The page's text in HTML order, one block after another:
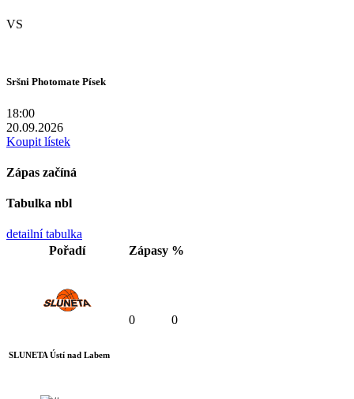
VS
Sršni Photomate Písek
18:00
20.09.2026
Koupit lístek
Zápas začíná
Tabulka nbl
detailní tabulka
Pořadí
Zápasy %
SLUNETA Ústí nad Labem
0 0